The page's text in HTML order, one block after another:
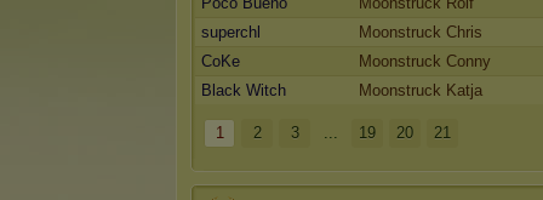
superchl
Moonstruck Chris
CoKe
Moonstruck Conny
Black Witch
Moonstruck Katja
1 2 3 ... 19 20 21